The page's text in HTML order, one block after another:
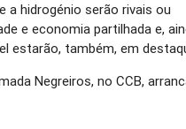
a hidrogénio serão rivais ou
e economia partilhada e,
estarão, também, em
Negreiros, no CCB,